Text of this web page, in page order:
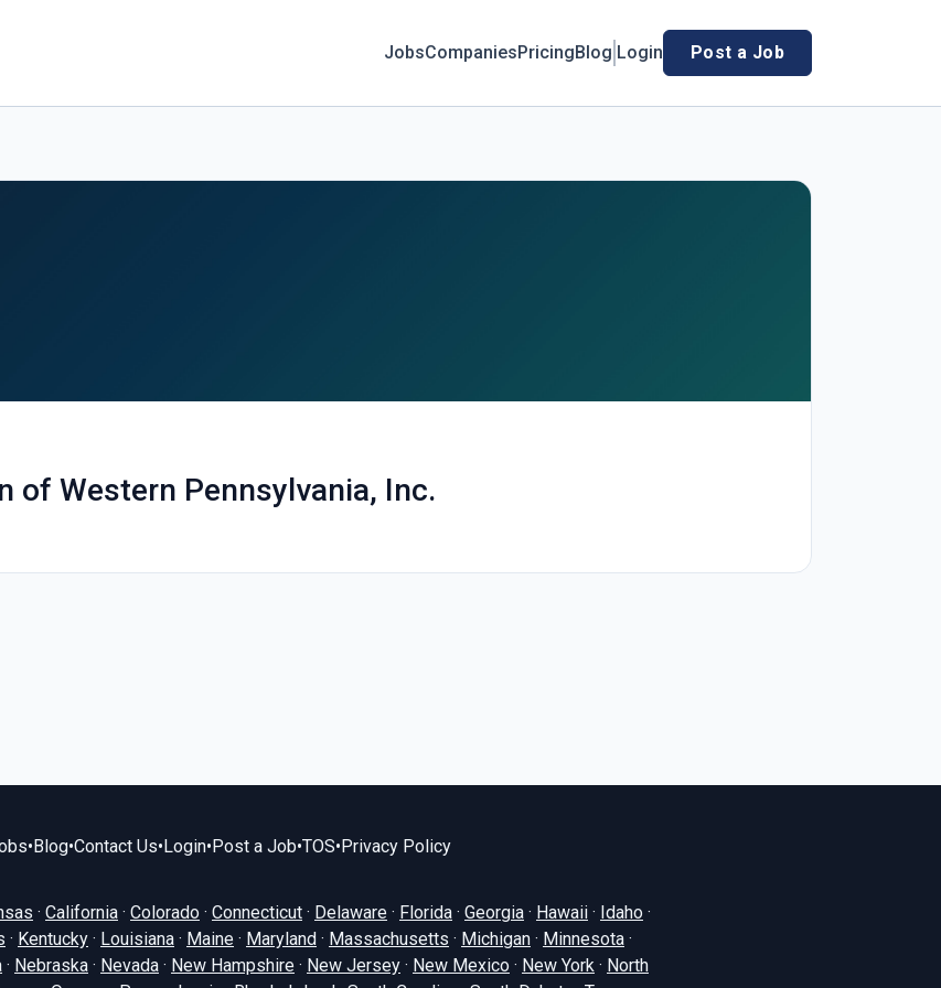
JobsCompaniesPricingBlog Login Post a Job
of Western Pennsylvania, Inc.
•Blog•Contact Us•Login•Post a Job•TOS•Privacy Policy
· California · Colorado · Connecticut · Delaware · Florida · Georgia · Hawaii · Idaho ·
· Kentucky · Louisiana · Maine · Maryland · Massachusetts · Michigan · Minnesota ·
· Nebraska · Nevada · New Hampshire · New Jersey · New Mexico · New York · North